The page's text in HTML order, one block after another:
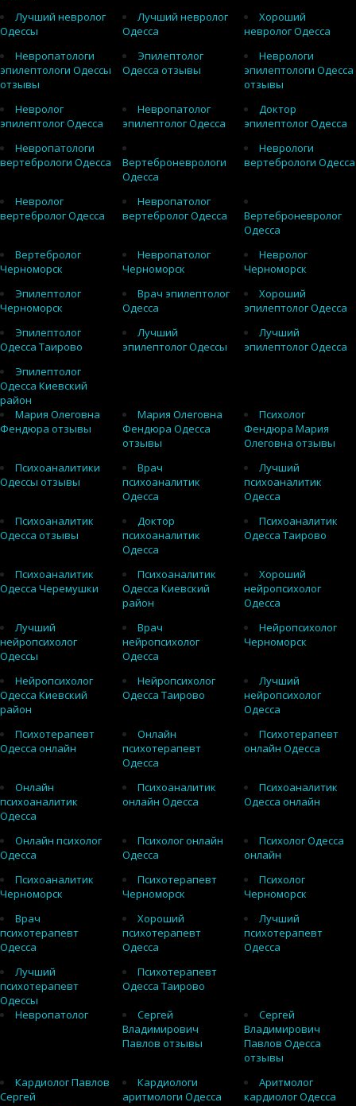
Лучший невролог
Одессы
Лучший невролог
Одесса
Хороший
невролог Одесса
Невропатологи
эпилептологи Одессы
отзывы
Эпилептолог
Одесса отзывы
Неврологи
эпилептологи Одесса
отзывы
Невролог
эпилептолог Одесса
Невропатолог
эпилептолог Одесса
Доктор
эпилептолог Одесса
Невропатологи
вертебрологи Одесса
Вертеброневрологи
Одесса
Неврологи
вертебрологи Одесса
Невролог
вертебролог Одесса
Невропатолог
вертебролог Одесса
Вертеброневролог
Одесса
Вертебролог
Черноморск
Невропатолог
Черноморск
Невролог
Черноморск
Эпилептолог
Черноморск
Врач эпилептолог
Одесса
Хороший
эпилептолог Одесса
Эпилептолог
Одесса Таирово
Лучший
эпилептолог Одессы
Лучший
эпилептолог Одесса
Эпилептолог
Одесса Киевский
район
Мария Олеговна
Фендюра отзывы
Мария Олеговна
Фендюра Одесса
отзывы
Психолог
Фендюра Мария
Олеговна отзывы
Психоаналитики
Одессы отзывы
Врач
психоаналитик
Одесса
Лучший
психоаналитик
Одесса
Психоаналитик
Одесса отзывы
Доктор
психоаналитик
Одесса
Психоаналитик
Одесса Таирово
Психоаналитик
Одесса Черемушки
Психоаналитик
Одесса Киевский
район
Хороший
нейропсихолог
Одесса
Лучший
нейропсихолог
Одессы
Врач
нейропсихолог
Одесса
Нейропсихолог
Черноморск
Нейропсихолог
Одесса Киевский
район
Нейропсихолог
Одесса Таирово
Лучший
нейропсихолог
Одесса
Психотерапевт
Одесса онлайн
Онлайн
психотерапевт
Одесса
Психотерапевт
онлайн Одесса
Онлайн
психоаналитик
Одесса
Психоаналитик
онлайн Одесса
Психоаналитик
Одесса онлайн
Онлайн психолог
Одесса
Психолог онлайн
Одесса
Психолог Одесса
онлайн
Психоаналитик
Черноморск
Психотерапевт
Черноморск
Психолог
Черноморск
Врач
психотерапевт
Одесса
Хороший
психотерапевт
Одесса
Лучший
психотерапевт
Одесса
Лучший
психотерапевт
Одессы
Психотерапевт
Одесса Таирово
Невропатолог
Сергей
Владимирович
Павлов отзывы
Сергей
Владимирович
Павлов Одесса
отзывы
Кардиолог Павлов
Сергей
Кардиологи
аритмологи Одесса
Аритмолог
кардиолог Одесса